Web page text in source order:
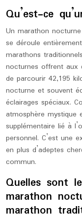
Qu’est-ce
Un marathon
se déroule
marathons
nocturnes offrent aux
de parcourir 42,195
nocturne et souvent
éclairages spéciaux.
atmosphère mystique
supplémentaire lié à
personnel. C’est une
en plus d’adeptes
commun.
Quelles sont
marathon
marathon